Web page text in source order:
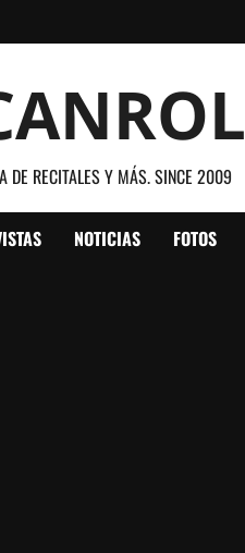
DE RECITALES Y MÁS. SINCE 2009
NOTICIAS FOTOS